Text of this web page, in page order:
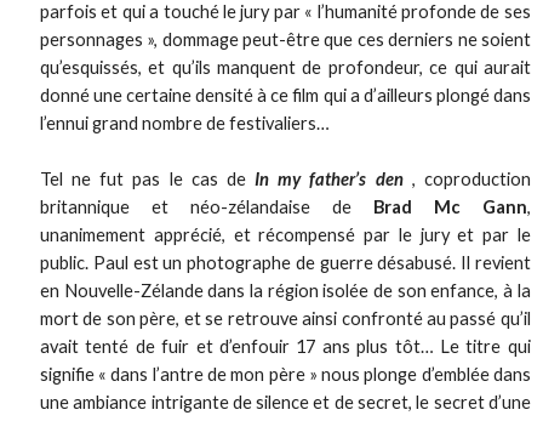
parfois et qui a touché le jury par « l’humanité profonde de ses
personnages », dommage peut-être que ces derniers ne soient
qu’esquissés, et qu’ils manquent de profondeur, ce qui aurait
donné une certaine densité à ce film qui a d’ailleurs plongé dans
l’ennui grand nombre de festivaliers…
Tel ne fut pas le cas deIn my father’s den, coproduction
britannique et néo-zélandaise de Brad Mc Gann,
unanimement apprécié, et récompensé par le jury et par le
public. Paul est un photographe de guerre désabusé. Il revient
en Nouvelle-Zélande dans la région isolée de son enfance, à la
mort de son père, et se retrouve ainsi confronté au passé qu’il
avait tenté de fuir et d’enfouir 17 ans plus tôt… Le titre qui
signifie « dans l’antre de mon père » nous plonge d’emblée dans
une ambiance intrigante de silence et de secret, le secret d’une